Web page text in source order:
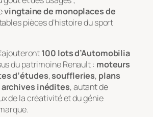
vingtaine de monoplaces de
pièces d’histoire du sport
100 lots d’Automobilia
du patrimoine Renault : moteurs
d’études,souffleries, plans
archives inédites, autant de
de la créativité et du génie